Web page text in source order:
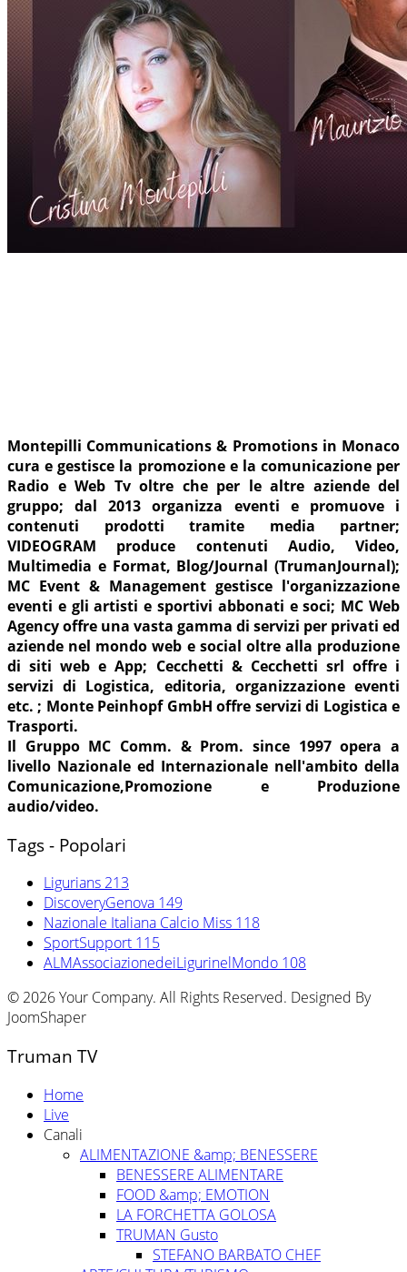
Montepilli Communications & Promotions in Monaco
cura e gestisce la promozione e la comunicazione per
Radio e Web Tv oltre che per le altre aziende del
gruppo; dal 2013 organizza eventi e promuove i
contenuti prodotti tramite media partner;
VIDEOGRAM produce contenuti Audio, Video,
Multimedia e Format, Blog/Journal (TrumanJournal);
MC Event & Management gestisce l'organizzazione
eventi e gli artisti e sportivi abbonati e soci; MC Web
Agency offre una vasta gamma di servizi per privati ed
aziende nel mondo web e social oltre alla produzione
di siti web e App; Cecchetti & Cecchetti srl offre i
servizi di Logistica, editoria, organizzazione eventi
etc. ; Monte Peinhopf GmbH offre servizi di Logistica e
Trasporti.
Il Gruppo MC Comm. & Prom. since 1997 opera a
livello Nazionale ed Internazionale nell'ambito della
Comunicazione,Promozione e Produzione
audio/video.
Tags - Popolari
Ligurians 213
DiscoveryGenova 149
Nazionale Italiana Calcio Miss 118
SportSupport 115
ALMAssociazionedeiLigurinelMondo 108
© 2026 Your Company. All Rights Reserved. Designed By
JoomShaper
Truman TV
Home
Live
Canali
ALIMENTAZIONE &amp; BENESSERE
BENESSERE ALIMENTARE
FOOD &amp; EMOTION
LA FORCHETTA GOLOSA
TRUMAN Gusto
STEFANO BARBATO CHEF